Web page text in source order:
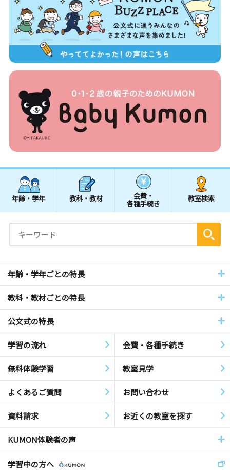
年齢・学年 教科・教材 会費・
各種手続き
教室検索
年齢・学年ごとの特長
教科・教材ごとの特長
公文式の特長
学習の流れ 会費・各種手続き
無料体験学習 教室見学
よくあるご質問 お問い合わせ
資料請求 お近くの教室を探す
KUMON体験者の声
学習中の方へ